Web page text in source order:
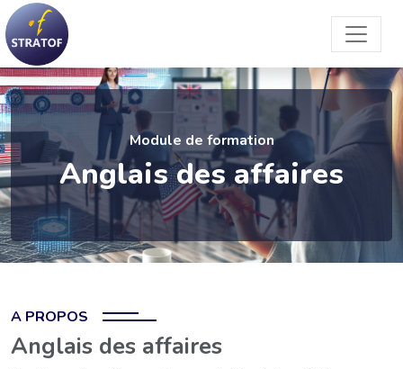
Module de formation
Anglais des affaires
A PROPOS
Anglais des affaires